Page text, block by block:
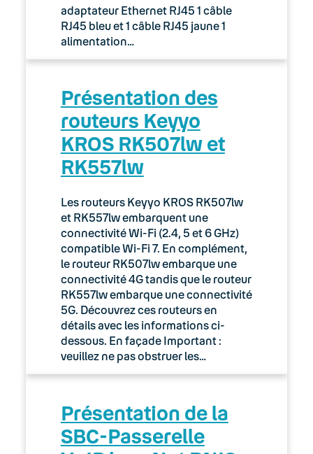
adaptateur Ethernet RJ45 1 câble
RJ45 bleu et 1 câble RJ45 jaune 1
alimentation…
Présentation des
routeurs Keyyo
KROS RK507lw et
RK557lw
Les routeurs Keyyo KROS RK507lw
et RK557lw embarquent une
connectivité Wi-Fi (2.4, 5 et 6 GHz)
compatible Wi-Fi 7. En complément,
le routeur RK507lw embarque une
connectivité 4G tandis que le routeur
RK557lw embarque une connectivité
5G. Découvrez ces routeurs en
détails avec les informations ci-
dessous. En façade Important :
veuillez ne pas obstruer les…
Présentation de la
SBC-Passerelle